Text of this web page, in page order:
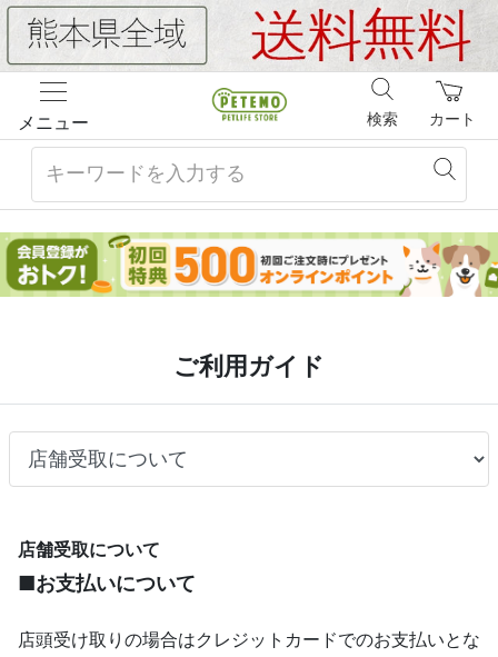
メニュー カート
検索
ご利用ガイド
店舗受取について
■お支払いについて
店頭受け取りの場合はクレジットカードでのお支払いとな